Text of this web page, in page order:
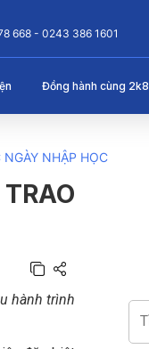
668 - 0243 386 1601
Đồng hành cùng 2k8
NHẬP HỌC
hành trình